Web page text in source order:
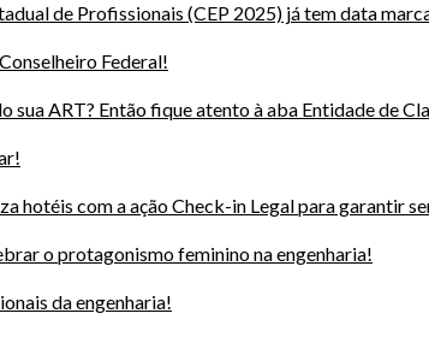
de Profissionais (CEP 2025) já tem data
Federal!
sua ART? Então fique atento à aba Entidade de
hotéis com a ação Check-in Legal para garantir
o protagonismo feminino na engenharia!
da engenharia!